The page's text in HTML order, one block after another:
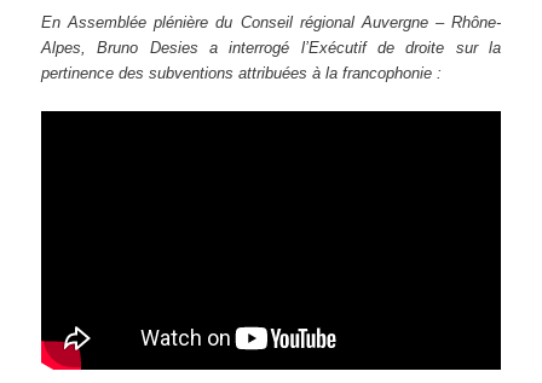
En Assemblée plénière du Conseil régional Auvergne – Rhône-
Alpes, Bruno Desies a interrogé l’Exécutif de droite sur la
pertinence des subventions attribuées à la francophonie :